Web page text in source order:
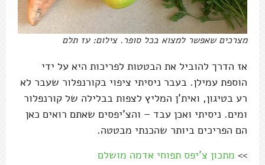
מצרכים שאפשר למצוא בכל סופר. צילום: עז תלם
אז הדרך להוביל את הבטטות לפריכות היא על ידי
הוספת עמילן. בעבר ניסיתי ציפוי בקורנפלור שעבר לא
רע בטיגון, ואית'ן המליץ לצפות בבלילה של קורנפלור
ומים. ניסיתי ואכן עבד – והצ'יפסים שאתם רואים כאן
הם הפריכים ביותר שהכנתי מבטטה.
>> מתכון צ'יפס תפוחי אדמה מושלם